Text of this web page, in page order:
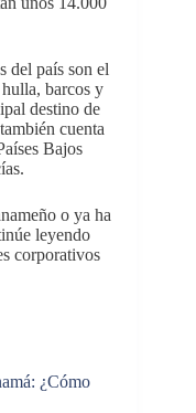
del país son el
barcos y
destino de
cuenta
Bajos
o ya ha
leyendo
corporativos
¿Cómo